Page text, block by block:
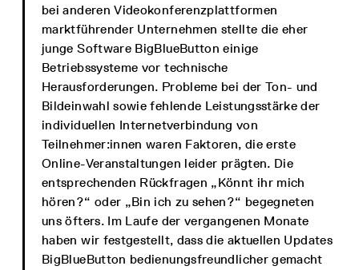
bei anderen Videokonferenzplattformen
marktführender Unternehmen stellte die eher
junge Software BigBlueButton einige
Betriebssysteme vor technische
Herausforderungen. Probleme bei der Ton- und
Bildeinwahl sowie fehlende Leistungsstärke der
individuellen Internetverbindung von
Teilnehmer:innen waren Faktoren, die erste
Online-Veranstaltungen leider prägten. Die
entsprechenden Rückfragen „Könnt ihr mich
hören?“ oder „Bin ich zu sehen?“ begegneten
uns öfters. Im Laufe der vergangenen Monate
haben wir festgestellt, dass die aktuellen Updates
BigBlueButton bedienungsfreundlicher gemacht